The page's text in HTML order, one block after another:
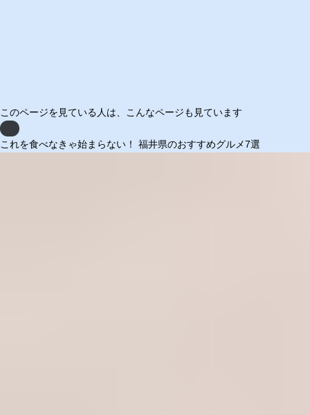
このページを見ている人は、
こんなページも見ています
Previous
これを食べなきゃ始まらない！ 福井県のおすすめグルメ7選